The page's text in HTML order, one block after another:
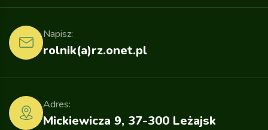
rolnik(a)rz.onet.pl
Napisz:
Mickiewicza 9, 37-300 Leżajsk
Adres: